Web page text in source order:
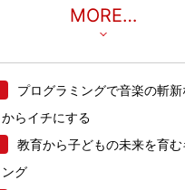
MORE…
プログラミングで音楽の斬新
らイチにする
教育から子どもの未来を育
グ